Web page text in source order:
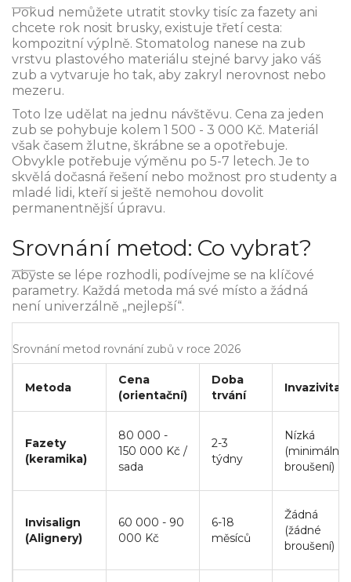
Pokud nemůžete utratit stovky tisíc za fazety ani
chcete rok nosit brusky, existuje třetí cesta:
kompozitní výplně. Stomatolog nanese na zub
vrstvu plastového materiálu stejné barvy jako váš
zub a vytvaruje ho tak, aby zakryl nerovnost nebo
mezeru.
Toto lze udělat na jednu návštěvu. Cena za jeden
zub se pohybuje kolem 1 500 - 3 000 Kč. Materiál
však časem žlutne, škrábne se a opotřebuje.
Obvykle potřebuje výměnu po 5-7 letech. Je to
skvělá dočasná řešení nebo možnost pro studenty a
mladé lidi, kteří si ještě nemohou dovolit
permanentnější úpravu.
Srovnání metod: Co vybrat?
Abyste se lépe rozhodli, podívejme se na klíčové
parametry. Každá metoda má své místo a žádná
není univerzálně „nejlepší“.
Srovnání metod rovnání zubů v roce 2026
Metoda
Cena
(orientační)
Doba
trvání
Invazivita
Fazety
(keramika)
80 000 -
150 000 Kč /
sada
2-3
týdny
Nízká
(minimální
broušení)
Invisalign
(Alignery)
60 000 - 90
000 Kč
6-18
měsíců
Žádná
(žádné
broušení)